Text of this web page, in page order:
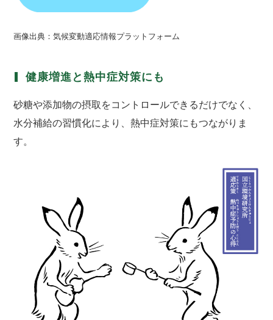
画像出典：気候変動適応情報プラットフォーム
健康増進と熱中症対策にも
砂糖や添加物の摂取をコントロールできるだけでなく、
水分補給の習慣化により、熱中症対策にもつながりま
す。